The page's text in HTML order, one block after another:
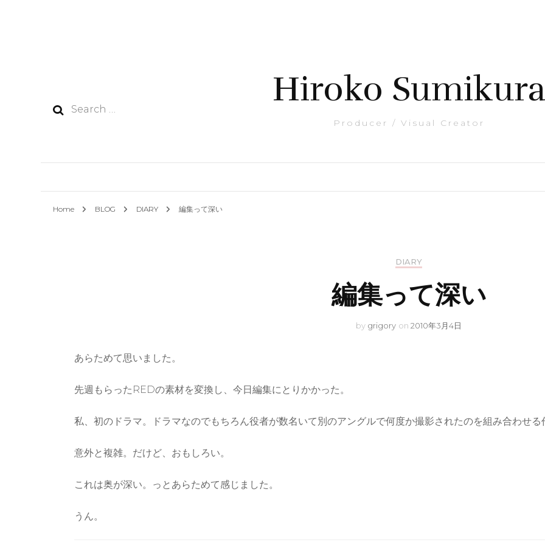
Search
Hiroko Sumikura
Producer / Visual Creator
Home BLOG DIARY 編集って深い
DIARY
編集って深い
by grigory on 2010年3月4日
あらためて思いました。
先週もらったREDの素材を変換し、今日編集にとりかかった。
私、初のドラマ。ドラマなのでもちろん役者が数名いて別のアングルで何度か撮影されたのを組み合わせる
意外と複雑。だけど、おもしろい。
これは奥が深い。っとあらためて感じました。
うん。